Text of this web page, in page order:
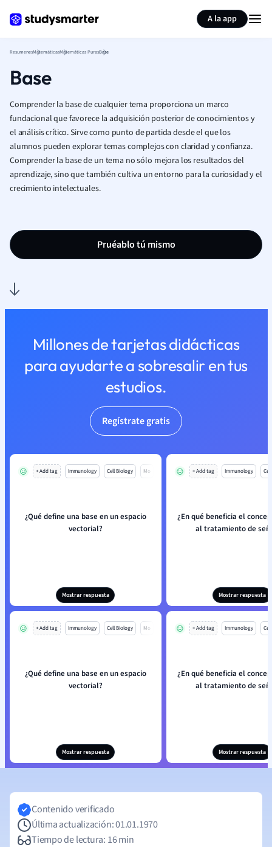
A la app
ResumenesMatemáticasMatemáticas PurasBase
Base
Comprender la base de cualquier tema proporciona un marco
fundacional que favorece la adquisición posterior de conocimientos y
el análisis crítico. Sirve como punto de partida desde el que los
alumnos pueden explorar temas complejos con claridad y confianza.
Comprender la base de un tema no sólo mejora los resultados del
aprendizaje, sino que también cultiva un entorno para la curiosidad y el
crecimiento intelectuales.
Pruéablo tú mismo
Millones de tarjetas didácticas
para ayudarte a sobresalir en tus
estudios.
Regístrate gratis
+ Add tag Immunology Cell Biology Mo
¿Qué define una base en un espacio
vectorial?
Mostrar respuesta
+ Add tag Immunology
¿En qué beneficia el
al tratamiento de
Mostrar respuesta
+ Add tag Immunology Cell Biology Mo
¿Qué define una base en un espacio
vectorial?
Mostrar respuesta
+ Add tag Immunology
¿En qué beneficia el
al tratamiento de
Mostrar respuesta
Resumir página
Contenido verificado
Última actualización: 01.01.1970
Tiempo de lectura: 16 min